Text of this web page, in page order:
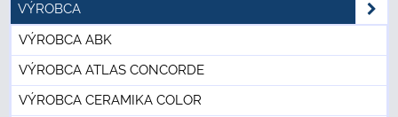
VÝROBCA
VÝROBCA ABK
VÝROBCA ATLAS CONCORDE
VÝROBCA CERAMIKA COLOR